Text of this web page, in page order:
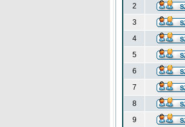
2
3
4
5
6
7
8
9